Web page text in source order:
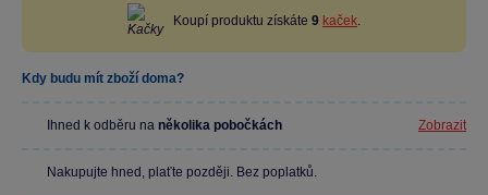
Koupí produktu získáte 9 kaček.
Kdy budu mít zboží doma?
Ihned k odběru na několika pobočkách Zobrazit
Nakupujte hned, plaťte později. Bez poplatků.